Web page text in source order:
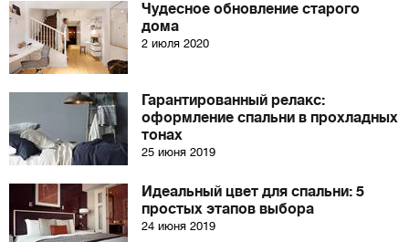
Чудесное обновление старого
дома
2 июля 2020
Гарантированный релакс:
оформление спальни в прохладных
тонах
25 июня 2019
Идеальный цвет для спальни: 5
простых этапов выбора
24 июня 2019